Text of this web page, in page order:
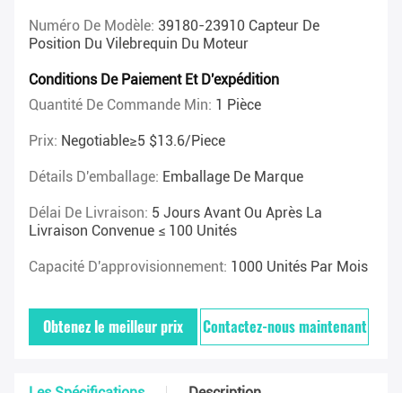
Numéro De Modèle: 39180-23910 Capteur De
Position Du Vilebrequin Du Moteur
Conditions De Paiement Et D'expédition
Quantité De Commande Min: 1 Pièce
Prix: Negotiable≥5 $13.6/piece
Détails D'emballage: Emballage De Marque
Délai De Livraison: 5 Jours Avant Ou Après La
Livraison Convenue ≤ 100 Unités
Capacité D'approvisionnement: 1000 Unités Par Mois
Obtenez le meilleur prix Contactez-nous maintenant